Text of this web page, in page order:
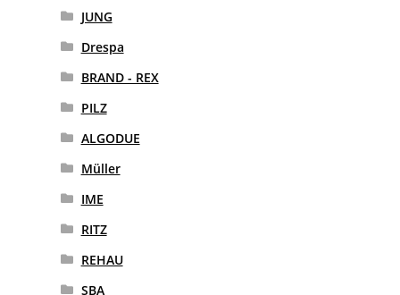
JUNG
Drespa
BRAND - REX
PILZ
ALGODUE
Müller
IME
RITZ
REHAU
SBA